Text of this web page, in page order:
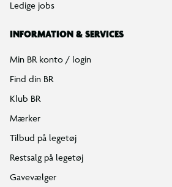
Ledige jobs
INFORMATION & SERVICES
Min BR konto / login
Find din BR
Klub BR
Mærker
Tilbud på legetøj
Restsalg på legetøj
Gavevælger